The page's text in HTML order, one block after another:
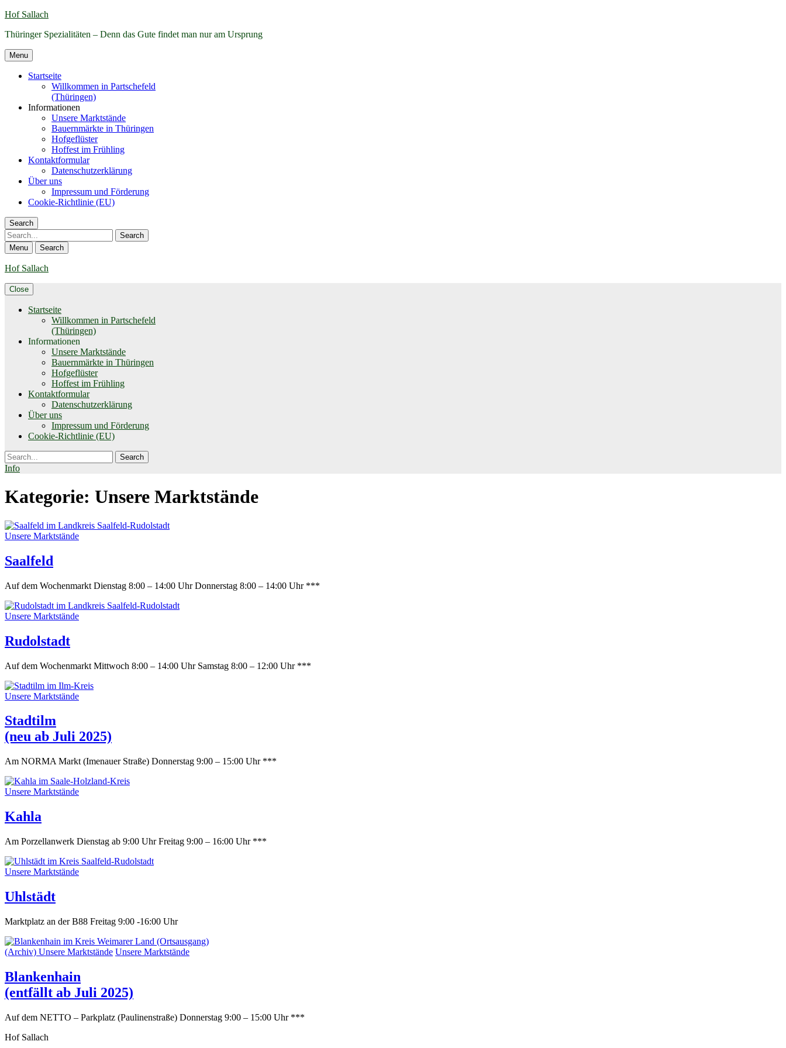
Hof Sallach
Thüringer Spezialitäten – Denn das Gute findet man nur am Ursprung
Menu
Startseite
Willkommen in Partschefeld
(Thüringen)
Informationen
Unsere Marktstände
Bauernmärkte in Thüringen
Hofgeflüster
Hoffest im Frühling
Kontaktformular
Datenschutzerklärung
Über uns
Impressum und Förderung
Cookie-Richtlinie (EU)
Search
Search
Menu Search
Hof Sallach
Close
Startseite
Willkommen in Partschefeld
(Thüringen)
Informationen
Unsere Marktstände
Bauernmärkte in Thüringen
Hofgeflüster
Hoffest im Frühling
Kontaktformular
Datenschutzerklärung
Über uns
Impressum und Förderung
Cookie-Richtlinie (EU)
Search
Info
Kategorie: Unsere Marktstände
Unsere Marktstände
Saalfeld
Auf dem Wochenmarkt Dienstag 8:00 – 14:00 Uhr Donnerstag 8:00 – 14:00 Uhr ***
Unsere Marktstände
Rudolstadt
Auf dem Wochenmarkt Mittwoch 8:00 – 14:00 Uhr Samstag 8:00 – 12:00 Uhr ***
Unsere Marktstände
Stadtilm
(neu ab Juli 2025)
Am NORMA Markt (Imenauer Straße) Donnerstag 9:00 – 15:00 Uhr ***
Unsere Marktstände
Kahla
Am Porzellanwerk Dienstag ab 9:00 Uhr Freitag 9:00 – 16:00 Uhr ***
Unsere Marktstände
Uhlstädt
Marktplatz an der B88 Freitag 9:00 -16:00 Uhr
(Archiv) Unsere Marktstände Unsere Marktstände
Blankenhain
(entfällt ab Juli 2025)
Auf dem NETTO – Parkplatz (Paulinenstraße) Donnerstag 9:00 – 15:00 Uhr ***
Hof Sallach